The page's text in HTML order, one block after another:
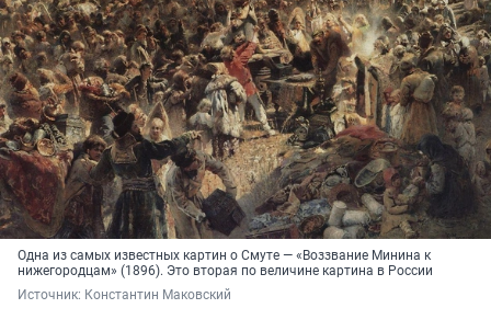
Одна из самых известных картин о Смуте — «Воззвание Минина к
нижегородцам» (1896). Это вторая по величине картина в России
Источник: Константин Маковский